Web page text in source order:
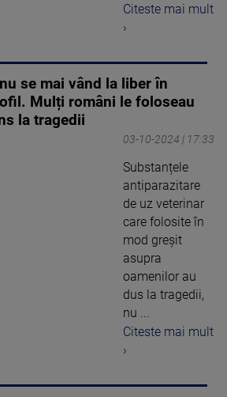
Citeste mai mult
›
se mai vând la liber în
Mulți români le foloseau
la tragedii
03-10-2024 | 17:33
Substanțele
antiparazitare
de uz veterinar
care folosite în
mod greșit
asupra
oamenilor au
dus la tragedii,
nu ...
Citeste mai mult
›